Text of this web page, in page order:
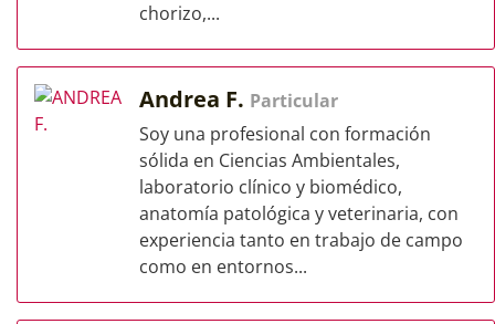
chorizo,...
Andrea F. Particular
Soy una profesional con formación
sólida en Ciencias Ambientales,
laboratorio clínico y biomédico,
anatomía patológica y veterinaria, con
experiencia tanto en trabajo de campo
como en entornos...